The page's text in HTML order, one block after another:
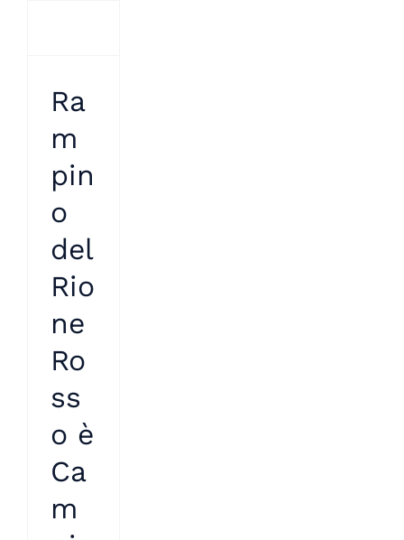
Ra
m
pin
o
del
Rio
ne
Ro
ss
o è
Ca
m